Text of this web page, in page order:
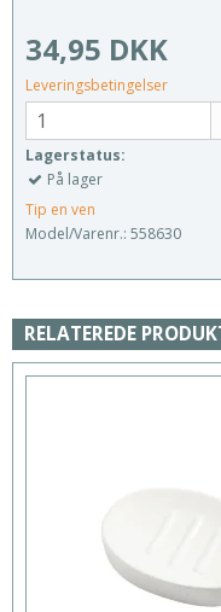
34,95 DKK
Leveringsbetingelser
Lagerstatus:
På lager
Tip en ven
Model/Varenr.: 558630
RELATEREDE